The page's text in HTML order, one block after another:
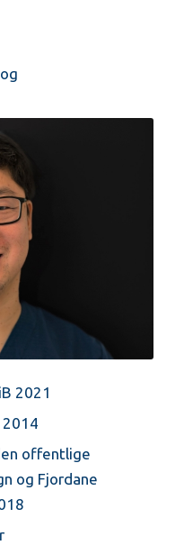
2021
offentlige
og Fjordane